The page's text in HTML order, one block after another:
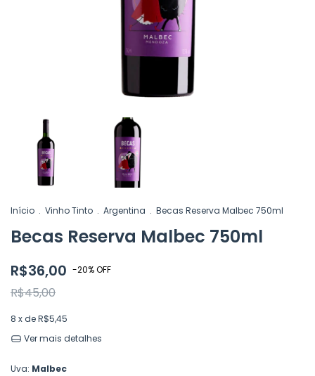
Início . Vinho Tinto . Argentina . Becas Reserva Malbec 750ml
Becas Reserva Malbec 750ml
R$36,00 -20%OFF
R$45,00
8 x deR$5,45
Ver mais detalhes
Uva: Malbec